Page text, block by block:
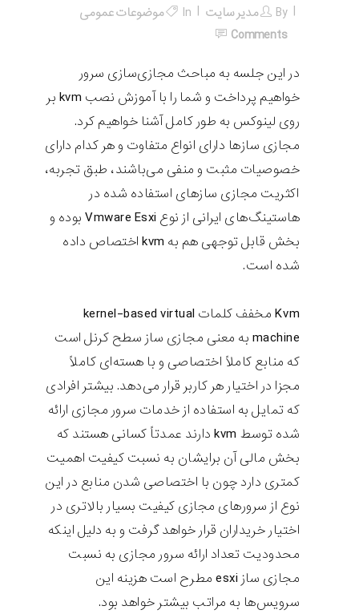
By مدیر سایت In
موضوعات عمومی
Comments
در این جلسه به مباحث مجازی‌سازی سرور
خواهیم پرداخت و شما را با آموزش نصب kvm بر
روی لینوکس به طور کامل آشنا خواهیم کرد.
مجازی سازها دارای انواع متفاوت و هر کدام دارای
خصوصیات مثبت و منفی می‌باشند، طبق تجربه،
اکثریت مجازی سازهای استفاده شده در
هاستینگ‌های ایرانی از نوع Vmware Esxi بوده و
بخش قابل توجهی هم به kvm اختصاص داده
شده است.
Kvm مخفف کلمات kernel-based virtual
machine به معنی مجازی ساز سطح کرنل است
که منابع کاملاً اختصاصی و با هسته‌ای کاملاً
مجزا در اختیار هر کاربر قرار می‌دهد. بیشتر افرادی
که تمایل به استفاده از خدمات سرور مجازی ارائه
شده توسط kvm دارند عمدتاً کسانی هستند که
بخش مالی آن برایشان به نسبت کیفیت اهمیت
کمتری دارد چون با اختصاصی شدن منابع در این
نوع از سرورهای مجازی کیفیت بسیار بالاتری در
اختیار خریداران قرار خواهد گرفت و به دلیل اینکه
محدودیت تعداد ارائه سرور مجازی به نسبت
مجازی ساز esxi مطرح است هزینه این
سرویس‌ها به مراتب بیشتر خواهد بود.